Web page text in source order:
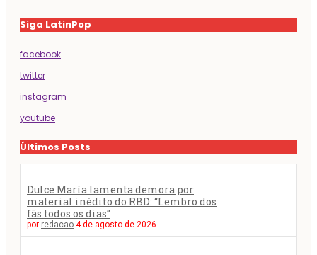
Siga LatinPop
facebook
twitter
instagram
youtube
Últimos Posts
Dulce María lamenta demora por
material inédito do RBD: “Lembro dos
fãs todos os dias”
por redacao 4 de agosto de 2026